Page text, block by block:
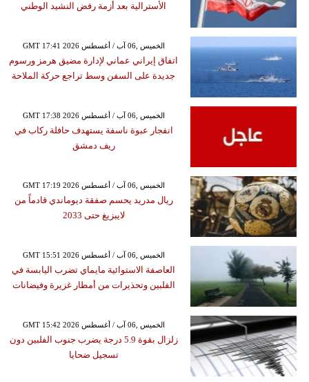
الأسترالية بعد أزمة رفض النشيد الوطني
GMT 17:41 2026 الخميس ,06 آب / أغسطس
اتفاق إيراني عماني لإدارة مضيق هرمز ورسوم
جديدة على السفن وسط تراجع حركة الملاحة
GMT 17:38 2026 الخميس ,06 آب / أغسطس
انفجار عبوة ناسفة يستهدف حافلة ركاب في
ريف دمشق
GMT 17:19 2026 الخميس ,06 آب / أغسطس
ريال مدريد يحسم صفقة ديوماندي قادماً من
لايبزيغ حتى 2033
GMT 15:51 2026 الخميس ,06 آب / أغسطس
العاصفة الاستوائية مايماي تضرب اليابسة في
الفلبين وتحذيرات من أمطار غزيرة وفيضانات
GMT 15:42 2026 الخميس ,06 آب / أغسطس
زلزال بقوة 5.9 درجة يضرب جنوب الفلبين دون
تسجيل ضحايا